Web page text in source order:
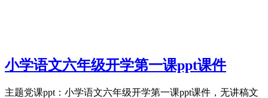
小学语文六年级开学第一课ppt课件
主题党课ppt：小学语文六年级开学第一课ppt课件，无讲稿文